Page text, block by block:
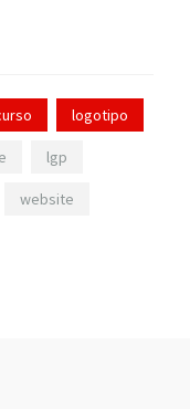
logotipo
lgp
website